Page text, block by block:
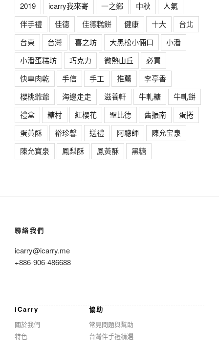
2019 icarry我來寄 一之鄉 中秋
人氣
伴手禮
佳德 佳德糕餅 健康 十大
台北
台東
台灣 喜之坊 大黑松小倆口
小潘
小潘蛋糕坊
巧克力 微熱山丘
必買
快車肉乾
手信 手工 推薦
李亭香
櫻桃爺爺
海邊走走 滋養軒 牛軋糖
牛軋餅
禮盒
糖村 紅櫻花 聖比德 舊振南
蛋捲
蛋黃酥
裕珍馨 送禮 阿聰師
陳允宝泉
陳允寶泉
鳳梨酥 鳳黃酥 黑糖
聯絡我們
icarry@icarry.me
+886-906-486688
iCarry
關於我們
特色
協助
常見問題與幫助
台灣伴手禮精選